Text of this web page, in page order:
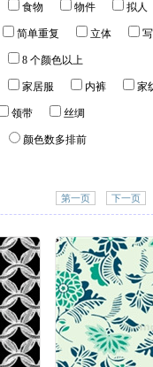
食物 物件 拟人
简单重复 立体
8 个颜色以上
家居服 内裤 家
领带 丝绸
颜色数多排前
第一页 下一页